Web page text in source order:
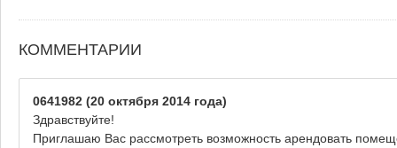
КОММЕНТАРИИ
0641982 (20 октября 2014 года)
Здравствуйте!
Приглашаю Вас рассмотреть возможность арендовать